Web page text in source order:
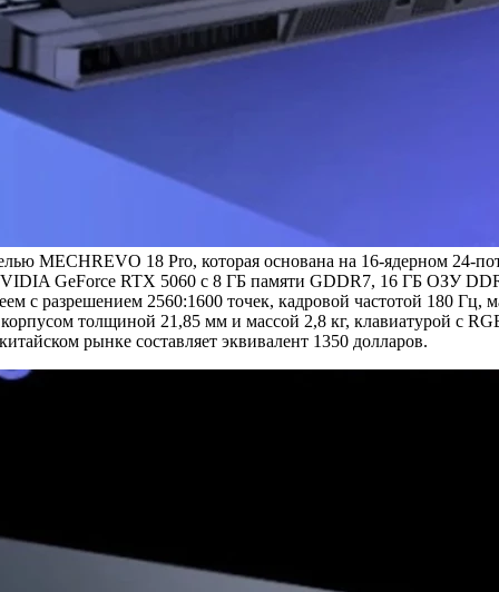
MECHREVO 18 Pro, которая основана на 16-ядерном 24-
GeForce RTX 5060 с 8 ГБ памяти GDDR7, 16 ГБ ОЗУ
с разрешением 2560:1600 точек, кадровой частотой 180 Гц,
толщиной 21,85 мм и массой 2,8 кг, клавиатурой с
рынке составляет эквивалент 1350 долларов.